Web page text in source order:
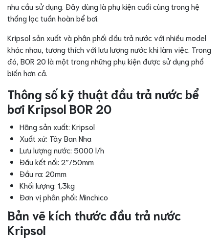
nhu cầu sử dụng. Đây dùng là phụ kiện cuối cùng trong hệ
thống lọc tuần hoàn bể bơi.
Kripsol sản xuất và phân phối đầu trả nước với nhiều model
khác nhau, tương thích với lưu lượng nước khi làm việc. Trong
đó, BOR 20 là một trong những phụ kiện được sử dụng phổ
biến hơn cả.
Thông số kỹ thuật đầu trả nước bể
bơi Kripsol BOR 20
Hãng sản xuất: Kripsol
Xuất xứ: Tây Ban Nha
Lưu lượng nước: 5000 l/h
Đầu kết nối: 2”/50mm
Đầu ra: 20mm
Khối lượng: 1,3kg
Đơn vị phân phối: Minchico
Bản vẽ kích thước đầu trả nước
Kripsol